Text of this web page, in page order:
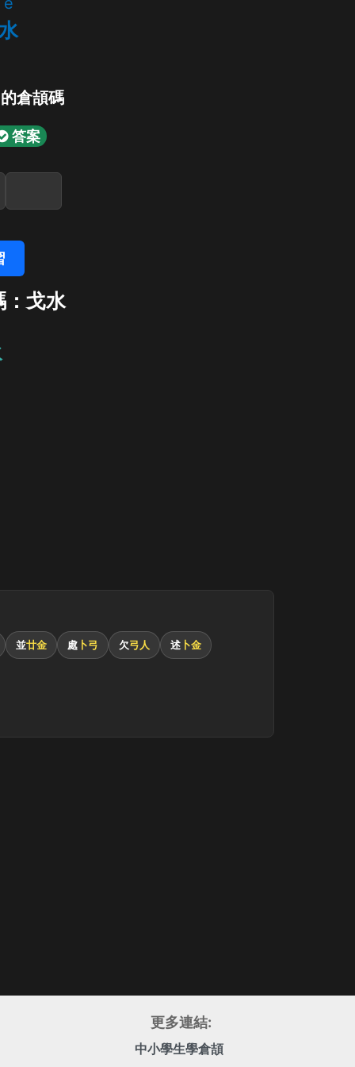
倉頡碼
答案
：戈水
並廿金 處 卜弓 欠弓人 述 卜金
更多連結:
中小學生學倉頡